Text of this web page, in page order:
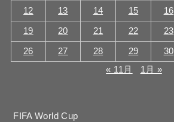
12 13 14 15 16
19 20 21 22 23
26 27 28 29 30
« 11月
1月 »
FIFA World Cup